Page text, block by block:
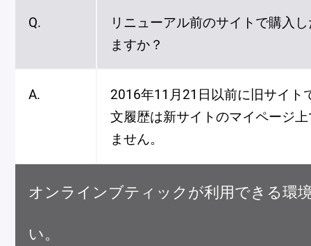
Q.
リニューアル前のサイトで購入
ますか？
A.
2016年11月21日以前に旧サイト
文履歴は新サイトのマイページ
ません。
オンラインブティックが利用できる環
い。